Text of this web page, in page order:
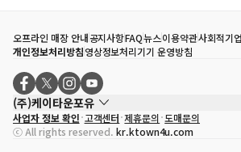
오프라인 매장 안내공지사항FAQ뉴스이용약관사회적기
개인정보처리방침영상정보처리기기 운영방침
(주)케이타운포유
대표자
송효민
사업자등록번호
120-87-71116
사업자 정보 확인 고객센터 제휴문의 도매문의
ⓒ All rights reserved. kr.ktown4u.com